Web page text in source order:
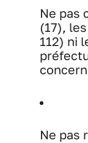
Ne pas
(17),
112) ni
Ne pas